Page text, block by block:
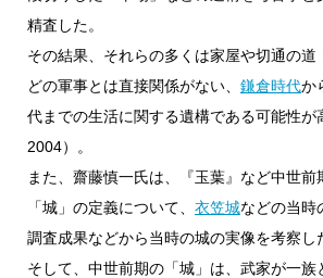
精査した。
その結果、それらの多くは家屋や切通の道
どの軍事とは直接関係がない、 鎌倉時代か
代までの生活に関する遺構である可能性
2004）。
また、齋藤慎一氏は、『玉葉』など中世前
「城」の定義について、 衣笠城などの当時
調査成果などから当時の城の実像を考察し
そして、中世前期の「城」は、武家が一族